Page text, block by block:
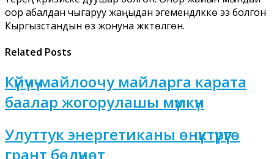
оор абалдан чыгаруу жаңыдан эгемендүүлүккө ээ болгон
Кыргызстандын өз жонуна жүктөлгөн.
Related Posts
Күйүүчү-майлоочу майларга карата
баалар жогорулашы мүмкүн
Улуттук энергетиканы өнүктүрүүгө
грант бөлүнөт